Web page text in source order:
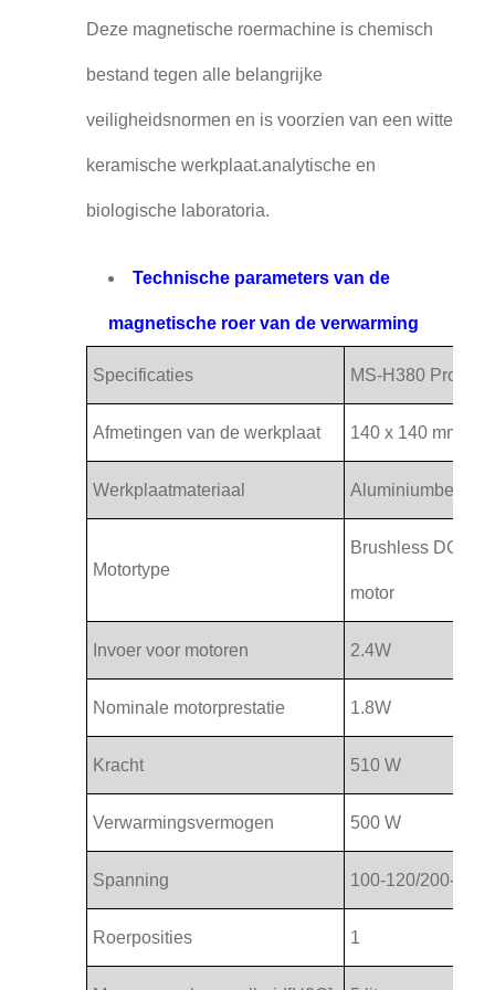
Deze magnetische roermachine is chemisch
bestand tegen alle belangrijke
veiligheidsnormen en is voorzien van een witte
keramische werkplaat.analytische en
biologische laboratoria.
Technische parameters van de
magnetische roer van de verwarming
Specificaties MS-H380 Pro
Afmetingen van de werkplaat 140 x 140 mm
Werkplaatmateriaal
Motortype
Brushless DC
motor
Invoer voor motoren 2.4W
Nominale motorprestatie 1.8W
Kracht 510 W
Verwarmingsvermogen 500 W
Spanning 100-120/200-
Roerposities 1